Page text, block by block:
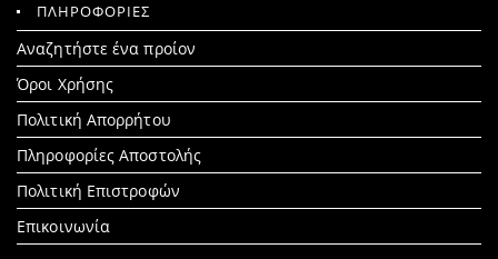
ΠΛΗΡΟΦΟΡΙΕΣ
Αναζητήστε ένα προίον
Search
for:
Όροι Χρήσης
Πολιτική Απορρήτου
Πληροφορίες Αποστολής
Πολιτική Επιστροφών
Επικοινωνία